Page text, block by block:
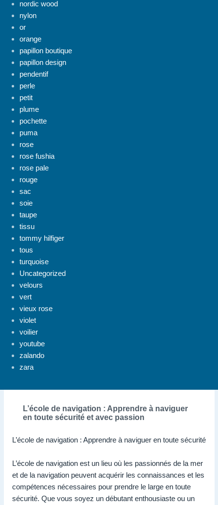
nordic wood
nylon
or
orange
papillon boutique
papillon design
pendentif
perle
petit
plume
pochette
puma
rose
rose fushia
rose pale
rouge
sac
soie
taupe
tissu
tommy hilfiger
tous
turquoise
Uncategorized
velours
vert
vieux rose
violet
voilier
youtube
zalando
zara
L’école de navigation : Apprendre à naviguer
en toute sécurité et avec passion
L’école de navigation : Apprendre à naviguer en toute sécurité
L’école de navigation est un lieu où les passionnés de la mer
et de la navigation peuvent acquérir les connaissances et les
compétences nécessaires pour prendre le large en toute
sécurité. Que vous soyez un débutant enthousiaste ou un